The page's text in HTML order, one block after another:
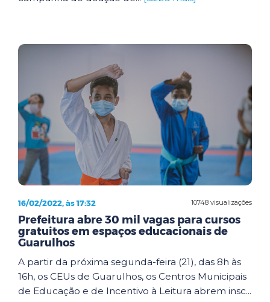
10748 visualizações
16/02/2022, às 17:32
Prefeitura abre 30 mil vagas para cursos
gratuitos em espaços educacionais de
Guarulhos
A partir da próxima segunda-feira (21), das 8h às
16h, os CEUs de Guarulhos, os Centros Municipais
de Educação e de Incentivo à Leitura abrem insc...